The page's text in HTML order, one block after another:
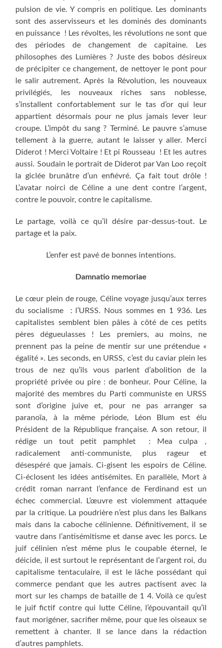
pulsion de vie. Y compris en politique. Les dominants
sont des asservisseurs et les dominés des dominants
en puissance ! Les révoltes, les révolutions ne sont que
des périodes de changement de capitaine. Les
philosophes des Lumières ? Juste des bobos désireux
de précipiter ce changement, de nettoyer le pont pour
le salir autrement. Après la Révolution, les nouveaux
privilégiés, les nouveaux riches sans noblesse,
s’installent confortablement sur le tas d’or qui leur
appartient désormais pour ne plus jamais lever leur
croupe. L’impôt du sang ? Terminé. Le pauvre s’amuse
tellement à la guerre, autant le laisser y aller. Merci
Diderot ! Merci Voltaire ! Et pi Rousseau ! Et les autres
aussi. Soudain le portrait de Diderot par Van Loo reçoit
la giclée brunâtre d’un enfiévré. Ça fait tout drôle !
L’avatar noirci de Céline a une dent contre l’argent,
contre le pouvoir, contre le capitalisme.
Le partage, voilà ce qu’il désire par-dessus-tout. Le
partage et la paix.
L’enfer est pavé de bonnes intentions.
Damnatio memoriae
Le cœur plein de rouge, Céline voyage jusqu’aux terres
du socialisme : l’URSS. Nous sommes en 1 936. Les
capitalistes semblent bien pâles à côté de ces petits
pères dégueulasses ! Les premiers, au moins, ne
prennent pas la peine de mentir sur une prétendue «
égalité ». Les seconds, en URSS, c’est du caviar plein les
trous de nez qu’ils vous parlent d’abolition de la
propriété privée ou pire : de bonheur. Pour Céline, la
majorité des membres du Parti communiste en URSS
sont d’origine juive et, pour ne pas arranger sa
paranoïa, à la même période, Léon Blum est élu
Président de la République française. A son retour, il
rédige un tout petit pamphlet : Mea culpa ,
radicalement anti-communiste, plus rageur et
désespéré que jamais. Ci-gisent les espoirs de Céline.
Ci-éclosent les idées antisémites. En parallèle, Mort à
crédit roman narrant l’enfance de Ferdinand est un
échec commercial. L’œuvre est violemment attaquée
par la critique. La poudrière n’est plus dans les Balkans
mais dans la caboche célinienne. Définitivement, il se
vautre dans l’antisémitisme et danse avec les porcs. Le
juif célinien n’est même plus le coupable éternel, le
déicide, il est surtout le représentant de l’argent roi, du
capitalisme tentaculaire, il est le lâche possédant qui
commerce pendant que les autres pactisent avec la
mort sur les champs de bataille de 1 4. Voilà ce qu’est
le juif fictif contre qui lutte Céline, l’épouvantail qu’il
faut morigéner, sacrifier même, pour que les oiseaux se
remettent à chanter. Il se lance dans la rédaction
d’autres pamphlets.